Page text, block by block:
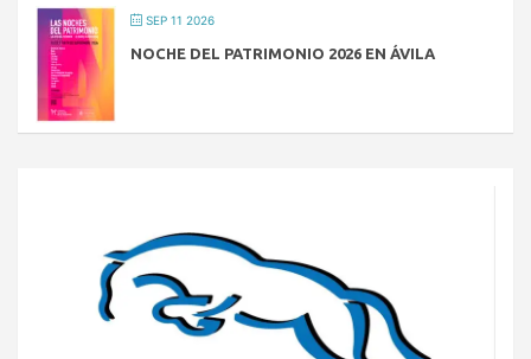
SEP 11 2026
NOCHE DEL PATRIMONIO 2026 EN ÁVILA